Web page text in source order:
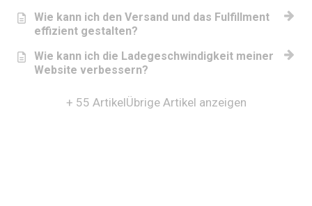
Wie kann ich den Versand und das Fulfillment
effizient gestalten?
Wie kann ich die Ladegeschwindigkeit meiner
Website verbessern?
+ 55 ArtikelÜbrige Artikel anzeigen